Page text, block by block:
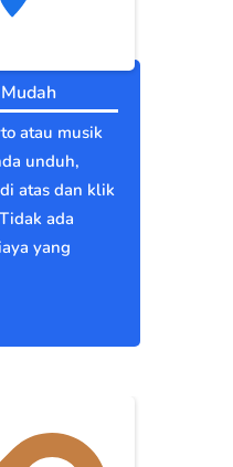
atau musik
unduh,
atas dan klik
ada
yang